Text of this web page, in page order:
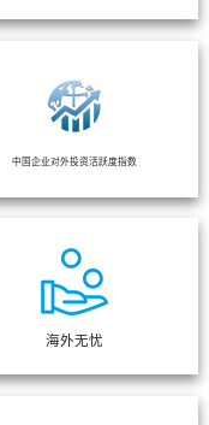
中国企业对外投资活跃度指数
海外无忧